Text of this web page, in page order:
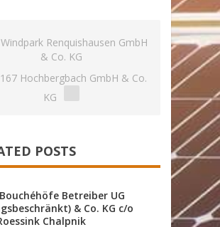
Windpark Renquishausen GmbH
& Co. KG
Hochbergbach GmbH & Co.
KG
POSTS
Bouchéhöfe Betreiber UG
& Co. KG c/o
Chalpnik